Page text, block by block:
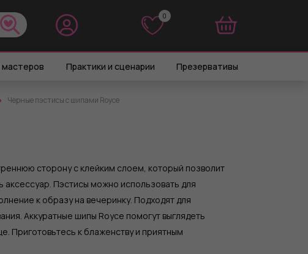
0
мастеров Практики и сценарии Презервативы
Черные пэстисы с шипами Royce
сторону с клейким слоем, который позволит
аксессуар. Пэстисы можно использовать для
к образу на вечеринку. Подходят для
Аккуратные шипы Royce помогут выглядеть
Приготовьтесь к блаженству и приятным